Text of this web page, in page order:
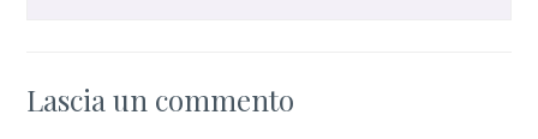
Lascia un commento